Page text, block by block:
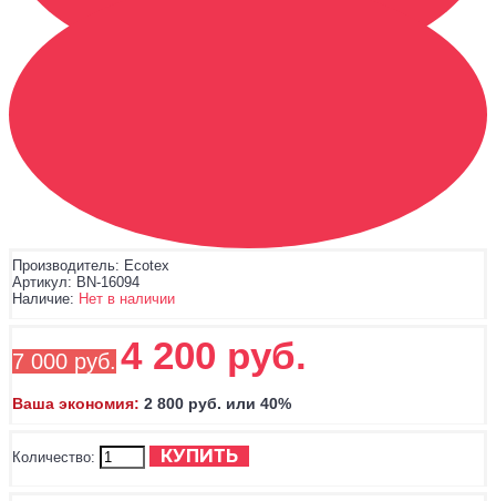
Производитель: Ecotex
Артикул: BN-16094
Наличие: Нет в наличии
7 000 руб. 4 200 руб.
Ваша экономия: 2 800 руб. или 40%
Количество: КУПИТЬ